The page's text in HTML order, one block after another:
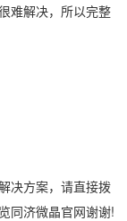
难解决，所以完整
决方案，请直接拨
同济微晶官网谢谢!